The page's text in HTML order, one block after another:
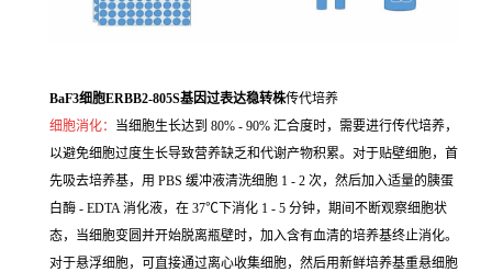
BaF3细胞ERBB2-805S基因过表达稳转株传代培养
细胞消化： 当细胞生长达到 80% - 90% 汇合度时，需要进行传代培养，
以避免细胞过度生长导致营养缺乏和代谢产物积累。对于贴壁细胞，首
先吸去培养基，用 PBS 缓冲液清洗细胞 1 - 2 次，然后加入适量的胰蛋
白酶 - EDTA 消化液，在 37℃下消化 1 - 5 分钟，期间不断观察细胞状
态，当细胞变圆并开始脱离瓶壁时，加入含有血清的培养基终止消化。
对于悬浮细胞，可直接通过离心收集细胞，然后用新鲜培养基重悬细胞